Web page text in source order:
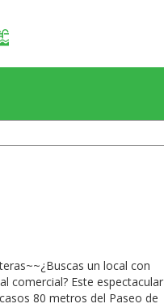
un local con
comercial? Este espectacular
80 metros del Paseo de